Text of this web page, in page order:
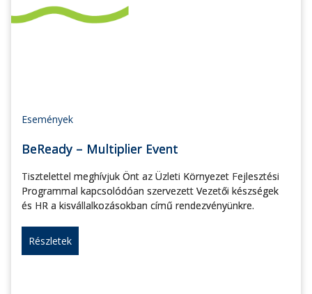
Események
BeReady – Multiplier Event
Tisztelettel meghívjuk Önt az Üzleti Környezet Fejlesztési
Programmal kapcsolódóan szervezett Vezetői készségek
és HR a kisvállalkozásokban című rendezvényünkre.
Részletek